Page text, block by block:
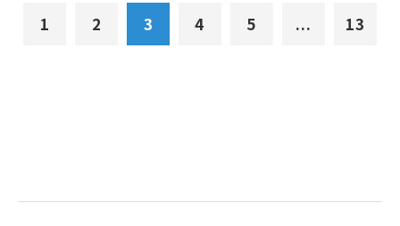
1 2 3 4 5 ... 13